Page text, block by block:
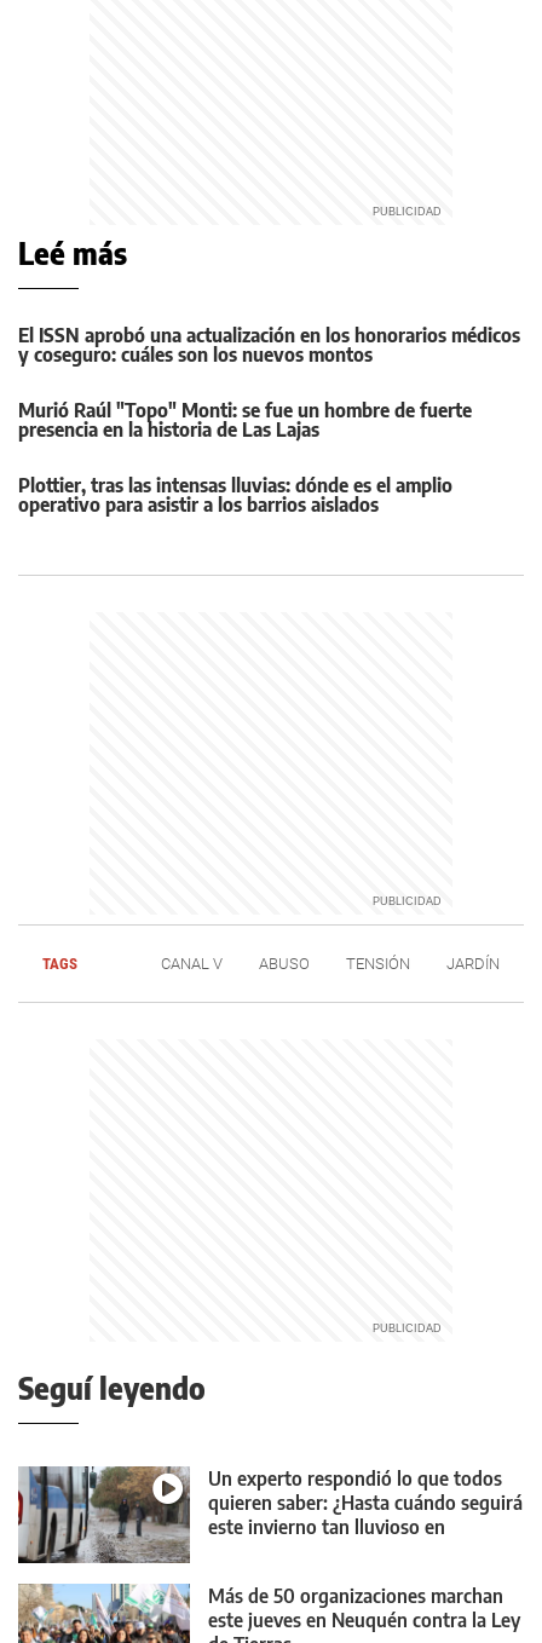
Leé más
El ISSN aprobó una actualización en los honorarios médicos
y coseguro: cuáles son los nuevos montos
Murió Raúl "Topo" Monti: se fue un hombre de fuerte
presencia en la historia de Las Lajas
Plottier, tras las intensas lluvias: dónde es el amplio
operativo para asistir a los barrios aislados
TAGS CANAL V ABUSO TENSIÓN JARDÍN
Seguí leyendo
Un experto respondió lo que todos
quieren saber: ¿Hasta cuándo seguirá
este invierno tan lluvioso en
Más de 50 organizaciones marchan
este jueves en Neuquén contra la Ley